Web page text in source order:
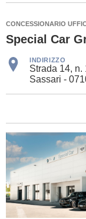
CONCESSIONARIO
Special Car
INDIRIZZO
Strada 14, n.
Sassari -